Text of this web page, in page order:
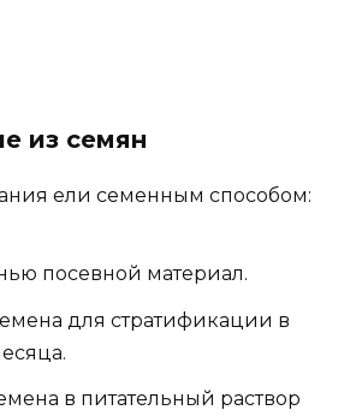
из семян
ели семенным способом:
посевной материал.
для стратификации в
в питательный раствор